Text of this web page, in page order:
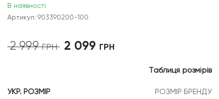
В наявності
Артикул: 903390200-100
2 999ГРН
Оригінальна
2 099 ГРН
УКР. РОЗМІР
РОЗМІР БРЕНДУ
Таблиця розмірів